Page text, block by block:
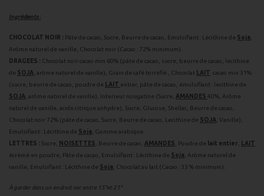
Ingrédients :
CHOCOLAT NOIR : Pâte de cacao, Sucre, Beurre de cacao, Emulsifiant : Lécithine de Soja
Arôme naturel de vanille, Chocolat noir (Cacao : 72% minimum).
DRAGEES : Chocolat noir cacao min 60% (pâte de cacao, sucre, beurre de cacao, lecithine
de SOJA , arôme naturel de vanille), Grain de café torréfié , Chocolat LAIT cacao min 31%
(sucre, beurre de cacao, poudre de
LAIT entier, pâte de cacao, émulsifiant : lecithine de
SOJA , arôme naturel de vanille), Interieur nougatine (Sucre, AMANDES 40%, Arôme
naturel de vanille, acide citrique anhydre), Sucre, Glucose, Shellac, Beurre de cacao,
Chocolat noir 72% (pâte de cacao, Sucre, Beurre de cacao, Lecithine de SOJA , Vanille),
Emulsifiant : Lécithine de Soja , Gomme arabique.
LETTRES : Sucre, NOISETTES , Beurre de cacao, AMANDES , Poudre de lait entier
LAIT
écrémé en poudre, Pâte de cacao, Emulsifiant : Lécithine de Soja , Arôme naturel de
vanille, Emulsifiant : Lécithine de Soja , Chocolat au lait (Cacao : 33 % minimum).
À garder dans un endroit sec entre 15°et 21°